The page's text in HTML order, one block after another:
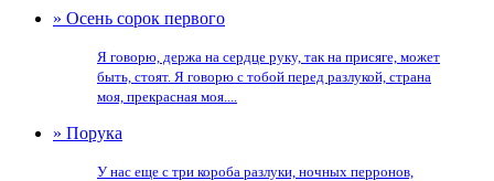
» Осень сорок первого
Я говорю, держа на сердце руку, так на присяге, может
быть, стоят. Я говорю с тобой перед разлукой, страна
моя, прекрасная моя....
» Порука
У нас еще с три короба разлуки, ночных перронов,